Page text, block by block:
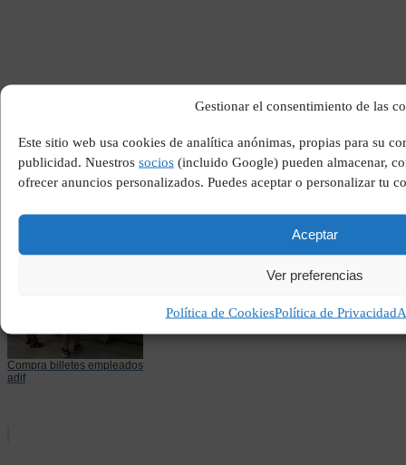
Gestionar el consentimiento de las
Este sitio web usa cookies de analítica anónimas, propias para su
publicidad. Nuestros socios (incluido Google) pueden almacenar,
ofrecer anuncios personalizados. Puedes aceptar o personalizar tu
Aceptar
Ver preferencias
Política de CookiesPolítica de Privacidad
Pelicula lawrence de
arabia
Compra billetes empleados
adif